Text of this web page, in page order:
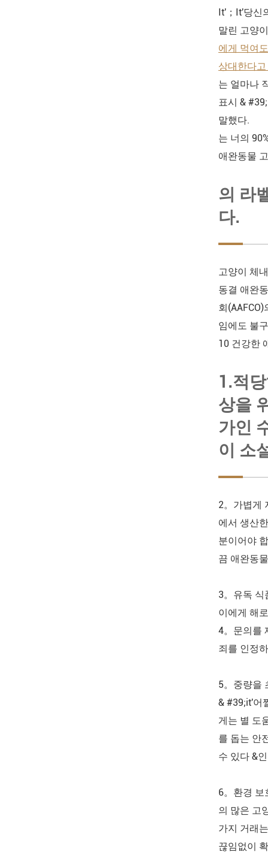
It'；It'당신
말린 고양
에게 먹여
상대한다
는 얼마나
표시 &
말했다.
는 너의
애완동물
의 라
다.
고양이 체
동결 애완
회
임에도 불
10 건강한
1.적
상을
가인
이 소
2。가볍게
에서 생산
분이어야
끔 애완동
3。유독 식
이에게 해
4。문의를
죄를 인정
5。중량을
& #39;it'어
게는 별 도
를 돕는 안
수 있다 &
6。환경 보
의 많은 고
가지 거래
끊임없이